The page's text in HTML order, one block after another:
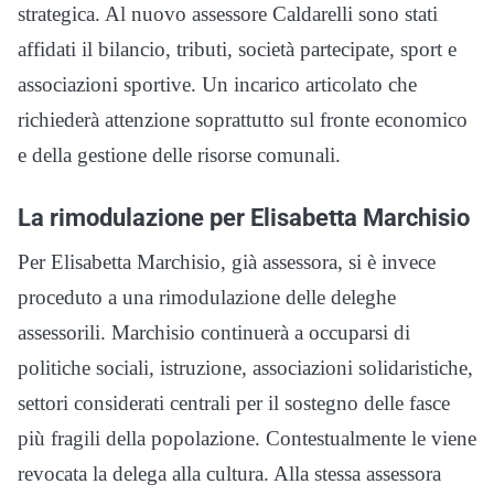
strategica. Al nuovo assessore Caldarelli sono stati
affidati il bilancio, tributi, società partecipate, sport e
associazioni sportive. Un incarico articolato che
richiederà attenzione soprattutto sul fronte economico
e della gestione delle risorse comunali.
La rimodulazione per Elisabetta Marchisio
Per Elisabetta Marchisio, già assessora, si è invece
proceduto a una rimodulazione delle deleghe
assessorili. Marchisio continuerà a occuparsi di
politiche sociali, istruzione, associazioni solidaristiche,
settori considerati centrali per il sostegno delle fasce
più fragili della popolazione. Contestualmente le viene
revocata la delega alla cultura. Alla stessa assessora